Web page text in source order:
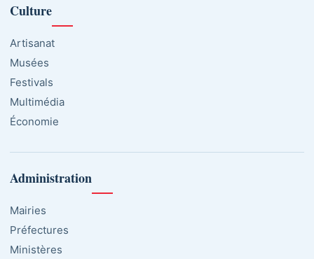
Culture
Artisanat
Musées
Festivals
Multimédia
Économie
Administration
Mairies
Préfectures
Ministères